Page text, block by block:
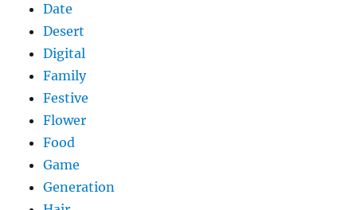
Date
Desert
Digital
Family
Festive
Flower
Food
Game
Generation